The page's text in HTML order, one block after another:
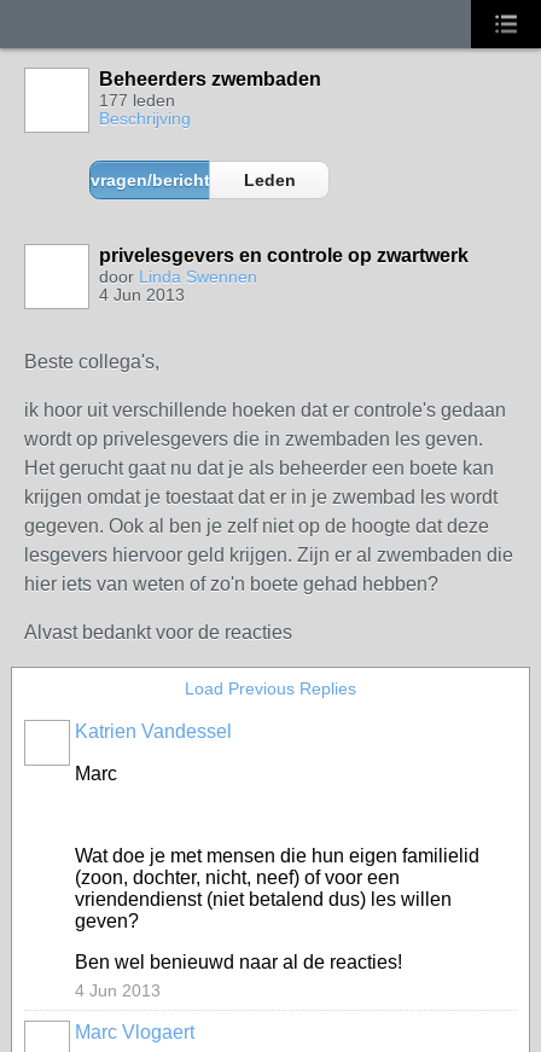
Beheerders zwembaden
177 leden
Beschrijving
vragen/berichten Leden
privelesgevers en controle op zwartwerk
door Linda Swennen
4 Jun 2013
Beste collega's,
ik hoor uit verschillende hoeken dat er controle's gedaan
wordt op privelesgevers die in zwembaden les geven.
Het gerucht gaat nu dat je als beheerder een boete kan
krijgen omdat je toestaat dat er in je zwembad les wordt
gegeven. Ook al ben je zelf niet op de hoogte dat deze
lesgevers hiervoor geld krijgen. Zijn er al zwembaden die
hier iets van weten of zo'n boete gehad hebben?
Alvast bedankt voor de reacties
Load Previous Replies
Katrien Vandessel
Marc
Wat doe je met mensen die hun eigen familielid
(zoon, dochter, nicht, neef) of voor een
vriendendienst (niet betalend dus) les willen
geven?
Ben wel benieuwd naar al de reacties!
4 Jun 2013
Marc Vlogaert